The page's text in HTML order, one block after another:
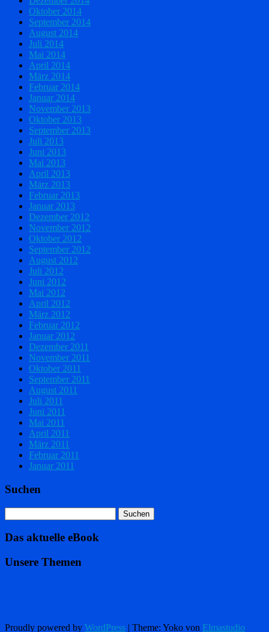
Oktober 2014
September 2014
August 2014
Juli 2014
Mai 2014
April 2014
März 2014
Februar 2014
Januar 2014
November 2013
Oktober 2013
September 2013
Juli 2013
Juni 2013
Mai 2013
April 2013
März 2013
Februar 2013
Januar 2013
Dezember 2012
November 2012
Oktober 2012
September 2012
August 2012
Juli 2012
Juni 2012
Mai 2012
April 2012
März 2012
Februar 2012
Januar 2012
Dezember 2011
November 2011
Oktober 2011
September 2011
August 2011
Juli 2011
Juni 2011
Mai 2011
April 2011
März 2011
Februar 2011
Januar 2011
Suchen
Das aktuelle eBook
Unsere Themen
Proudly powered by WordPress | Theme: Yoko von Elmastudio